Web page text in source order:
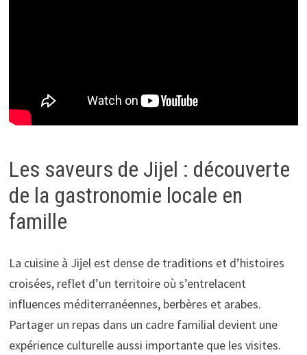
Les saveurs de Jijel : découverte
de la gastronomie locale en
famille
La cuisine à Jijel est dense de traditions et d’histoires
croisées, reflet d’un territoire où s’entrelacent
influences méditerranéennes, berbères et arabes.
Partager un repas dans un cadre familial devient une
expérience culturelle aussi importante que les visites.